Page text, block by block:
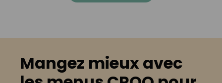
Mangez mieux avec